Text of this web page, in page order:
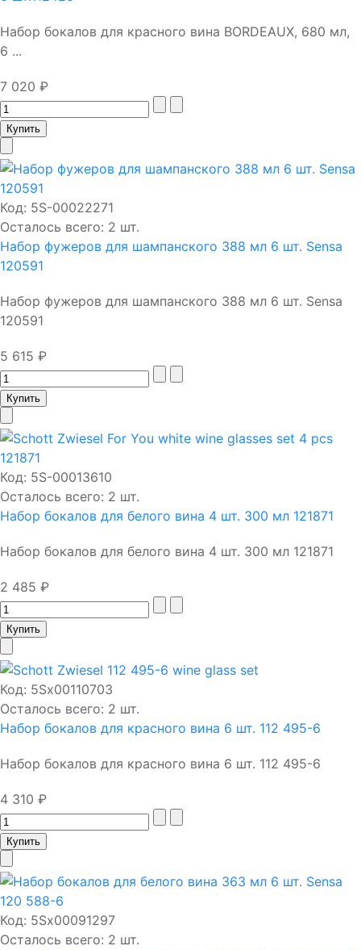
Набор бокалов для красного вина BORDEAUX, 680 мл,
6 ...
7 020 ₽
Код: 5S-00022271
Осталось всего: 2 шт.
Набор фужеров для шампанского 388 мл 6 шт. Sensa
120591
Набор фужеров для шампанского 388 мл 6 шт. Sensa
120591
5 615 ₽
Код: 5S-00013610
Осталось всего: 2 шт.
Набор бокалов для белого вина 4 шт. 300 мл 121871
Набор бокалов для белого вина 4 шт. 300 мл 121871
2 485 ₽
Код: 5Sх00110703
Осталось всего: 2 шт.
Набор бокалов для красного вина 6 шт. 112 495-6
Набор бокалов для красного вина 6 шт. 112 495-6
4 310 ₽
Код: 5Sх00091297
Осталось всего: 2 шт.